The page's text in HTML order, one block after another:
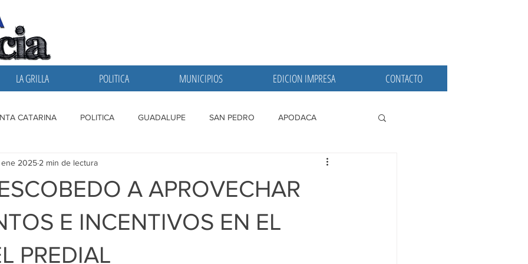
LA GRILLA POLITICA MUNICIPIOS EDICION IMPRESA CONTACTO
CATARINA POLITICA GUADALUPE SAN PEDRO APODACA
GRILLA SAN NICOLAS
A APROVECHAR
E INCENTIVOS EN EL
PREDIAL
ene 2025 2 min de lectura